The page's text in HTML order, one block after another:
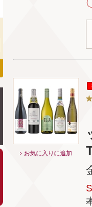
お気に入りに追加